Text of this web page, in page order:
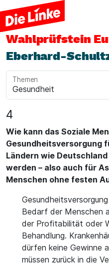
Wahlprüfstein
Eberhard-
Themen
4
Wie kann das Soziale
Gesundheitsversorgung
Ländern wie
werden – also auch für
Menschen ohne festen
Bedarf der Menschen
der Profitabilität oder
Behandlung.
dürfen keine Gewinne
müssen zurück in die